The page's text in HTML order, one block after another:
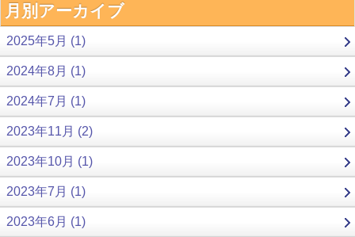
月別アーカイブ
2025年5月 (1)
2024年8月 (1)
2024年7月 (1)
2023年11月 (2)
2023年10月 (1)
2023年7月 (1)
2023年6月 (1)